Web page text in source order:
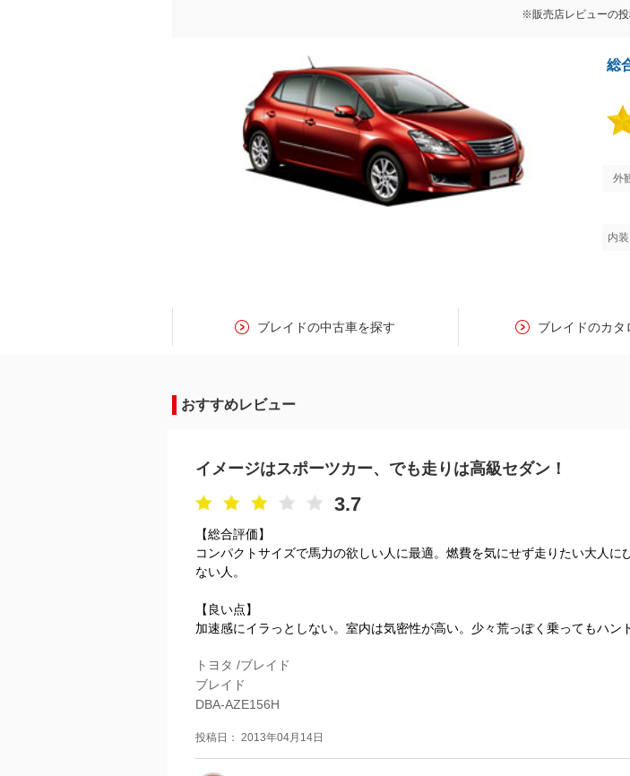
※販売店レビューの投
総
外
内
ブレイドの中古車を探す ブレイドのカタ
おすすめレビュー
イメージはスポーツカー、でも走りは高級セダン！
3.7
【総合評価】
コンパクトサイズで馬力の欲しい人に最適。燃費を気にせず走りたい大人
ない人。
【良い点】
加速感にイラっとしない。室内は気密性が高い。少々荒っぽく乗ってもハン
トヨタ /ブレイド
ブレイド
DBA-AZE156H
投稿日： 2013年04月14日